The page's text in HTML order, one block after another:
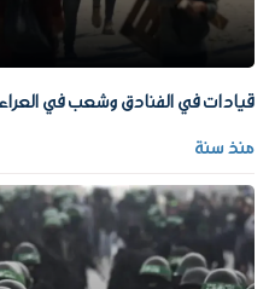
قيادات في الفنادق وشعب في
منذ سنة